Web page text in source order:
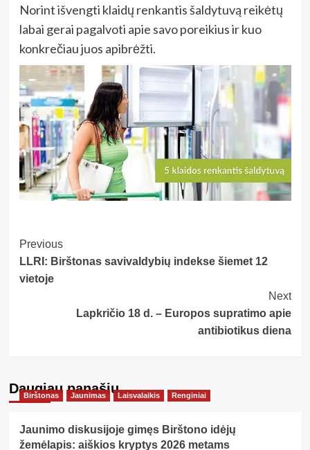
Norint išvengti klaidų renkantis šaldytuvą reikėtų
labai gerai pagalvoti apie savo poreikius ir kuo
konkrečiau juos apibrėžti.
Post
Navigation
Previous
LLRI: Birštonas savivaldybių indekse šiemet 12
vietoje
Next
Lapkričio 18 d. – Europos supratimo apie
antibiotikus diena
Daugiau panašių…
Birštonas Jaunimas Laisvalaikis Renginiai
Jaunimo diskusijoje gimęs Birštono idėjų
žemėlapis: aiškios kryptys 2026 metams